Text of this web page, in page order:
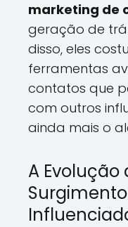
marketing de
geração de
disso, eles
ferramentas
contatos que
com outros
ainda mais o
A Evolução